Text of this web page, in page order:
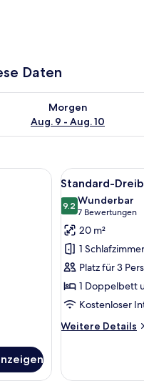
Daten
8 - Aug. 9.
Morgen
Aug. 9 - Aug. 10
die Verfügbarkeit für
-Zweibettzimmer
Alle
Fotos
für
Standard-
anzeigen
11
Standard-
9.29.2 von 10
Wunderbar
7 Bewertungen
(7
Bewertungen)
20 m²
1 Schlafzimmer
Platz für 3
1 Doppelbett
Kostenloser
Weitere Details
Weitere
Dreibettzimmer